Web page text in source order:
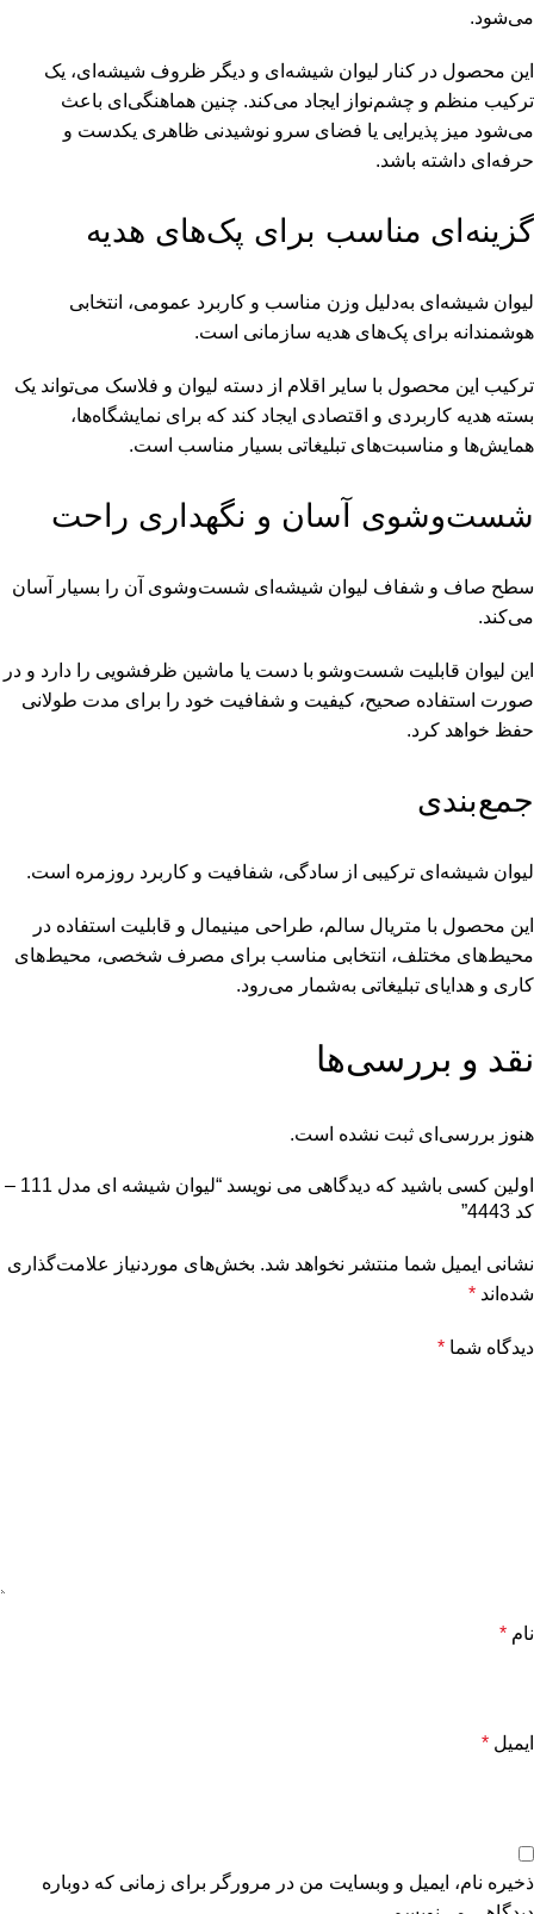
می‌شود.
این محصول در کنار لیوان شیشه‌ای و دیگر ظروف شیشه‌ای، یک
ترکیب منظم و چشم‌نواز ایجاد می‌کند. چنین هماهنگی‌ای باعث
می‌شود میز پذیرایی یا فضای سرو نوشیدنی ظاهری یکدست و
حرفه‌ای داشته باشد.
گزینه‌ای مناسب برای پک‌های هدیه
لیوان شیشه‌ای به‌دلیل وزن مناسب و کاربرد عمومی، انتخابی
هوشمندانه برای پک‌های هدیه سازمانی است.
ترکیب این محصول با سایر اقلام از دسته لیوان و فلاسک می‌تواند یک
بسته هدیه کاربردی و اقتصادی ایجاد کند که برای نمایشگاه‌ها،
همایش‌ها و مناسبت‌های تبلیغاتی بسیار مناسب است.
شست‌وشوی آسان و نگهداری راحت
سطح صاف و شفاف لیوان شیشه‌ای شست‌وشوی آن را بسیار آسان
می‌کند.
این لیوان قابلیت شست‌وشو با دست یا ماشین ظرفشویی را دارد و در
صورت استفاده صحیح، کیفیت و شفافیت خود را برای مدت طولانی
حفظ خواهد کرد.
جمع‌بندی
لیوان شیشه‌ای ترکیبی از سادگی، شفافیت و کاربرد روزمره است.
این محصول با متریال سالم، طراحی مینیمال و قابلیت استفاده در
محیط‌های مختلف، انتخابی مناسب برای مصرف شخصی، محیط‌های
کاری و هدایای تبلیغاتی به‌شمار می‌رود.
نقد و بررسی‌ها
هنوز بررسی‌ای ثبت نشده است.
اولین کسی باشید که دیدگاهی می نویسد “لیوان شیشه ای مدل 111 –
کد 4443”
نشانی ایمیل شما منتشر نخواهد شد. بخش‌های موردنیاز علامت‌گذاری
شده‌اند *
دیدگاه شما *
نام *
ایمیل *
ذخیره نام، ایمیل و وبسایت من در مرورگر برای زمانی که دوباره